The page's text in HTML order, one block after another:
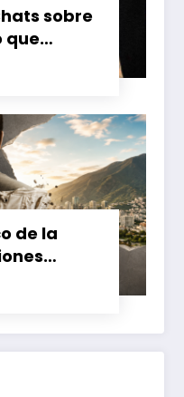
sobre
que
y
en el
de la
y